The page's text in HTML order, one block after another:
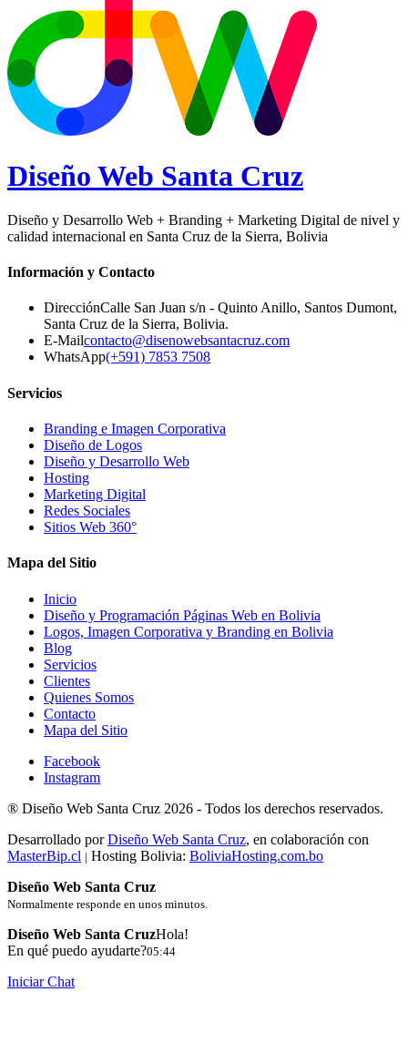
Diseño Web Santa Cruz
Diseño y Desarrollo Web + Branding + Marketing Digital de nivel y
calidad internacional en Santa Cruz de la Sierra, Bolivia
Información y Contacto
DirecciónCalle San Juan s/n - Quinto Anillo, Santos Dumont,
Santa Cruz de la Sierra, Bolivia.
E-Mailcontacto@disenowebsantacruz.com
WhatsApp(+591) 7853 7508
Servicios
Branding e Imagen Corporativa
Diseño de Logos
Diseño y Desarrollo Web
Hosting
Marketing Digital
Redes Sociales
Sitios Web 360°
Mapa del Sitio
Inicio
Diseño y Programación Páginas Web en Bolivia
Logos, Imagen Corporativa y Branding en Bolivia
Blog
Servicios
Clientes
Quienes Somos
Contacto
Mapa del Sitio
Facebook
Instagram
® Diseño Web Santa Cruz 2026 - Todos los derechos reservados.
Desarrollado porDiseño Web Santa Cruz, en colaboración con
MasterBip.cl | Hosting Bolivia: BoliviaHosting.com.bo
Diseño Web Santa Cruz
Normalmente responde en unos minutos.
Diseño Web Santa CruzHola!
En qué puedo ayudarte?05:44
Iniciar Chat